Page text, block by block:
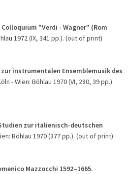
Colloquium "Verdi - Wagner" (Rom
1972 (IX, 341 pp.). (out of print)
instrumentalen Ensemblemusik des
- Wien: Böhlau 1970 (VI, 280, 39 pp.).
zur italienisch-deutschen
Böhlau 1970 (377 pp.). (out of print)
Mazzocchi 1592–1665.